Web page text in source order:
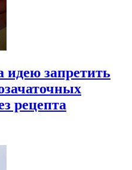
идею запретить
рецепта